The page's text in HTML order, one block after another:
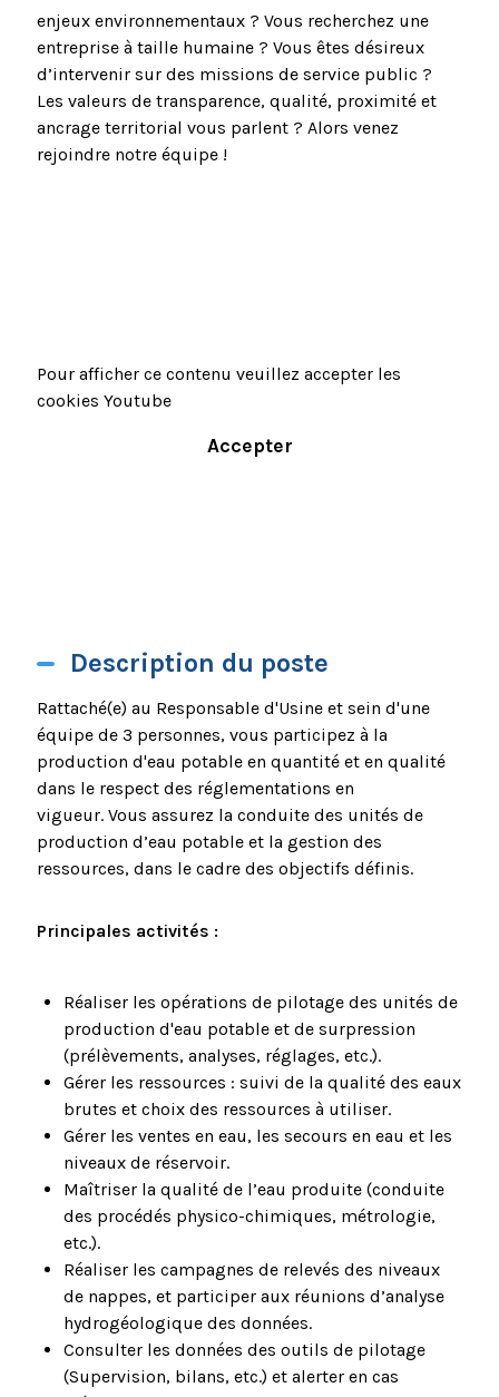
enjeux environnementaux ? Vous recherchez une
entreprise à taille humaine ? Vous êtes désireux
d’intervenir sur des missions de service public ?
Les valeurs de transparence, qualité, proximité et
ancrage territorial vous parlent ? Alors venez
rejoindre notre équipe !
Pour afficher ce contenu veuillez accepter les
cookies Youtube
Accepter
Description du poste
Rattaché(e) au Responsable d'Usine et sein d'une
équipe de 3 personnes, vous participez à la
production d'eau potable en quantité et en qualité
dans le respect des réglementations en
vigueur. Vous assurez la conduite des unités de
production d’eau potable et la gestion des
ressources, dans le cadre des objectifs définis.
Principales activités :
Réaliser les opérations de pilotage des unités de
production d'eau potable et de surpression
(prélèvements, analyses, réglages, etc.).
Gérer les ressources : suivi de la qualité des eaux
brutes et choix des ressources à utiliser.
Gérer les ventes en eau, les secours en eau et les
niveaux de réservoir.
Maîtriser la qualité de l’eau produite (conduite
des procédés physico-chimiques, métrologie,
etc.).
Réaliser les campagnes de relevés des niveaux
de nappes, et participer aux réunions d’analyse
hydrogéologique des données.
Consulter les données des outils de pilotage
(Supervision, bilans, etc.) et alerter en cas